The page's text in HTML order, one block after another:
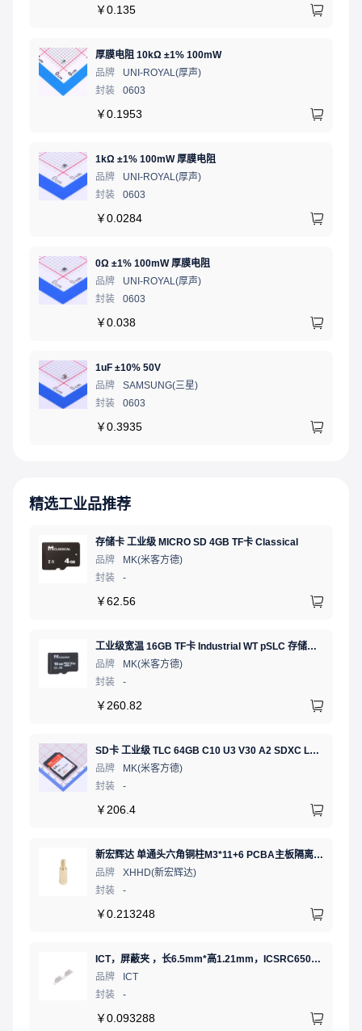
￥0.135
厚膜电阻 10kΩ ±1% 100mW
品牌
UNI-ROYAL(厚声)
封装
0603
￥0.1953
1kΩ ±1% 100mW 厚膜电阻
品牌
UNI-ROYAL(厚声)
封装
0603
￥0.0284
0Ω ±1% 100mW 厚膜电阻
品牌
UNI-ROYAL(厚声)
封装
0603
￥0.038
1uF ±10% 50V
品牌
SAMSUNG(三星)
封装
0603
￥0.3935
精选工业品推荐
存储卡 工业级 MICRO SD 4GB TF卡 Classical
品牌
MK(米客方德)
封装
-
￥62.56
工业级宽温 16GB TF卡 Industrial WT pSLC 存储卡 MICRO SD LDPC纠错 PE 30K 无人机、行车记录仪、安防监控适配
品牌
MK(米客方德)
封装
-
￥ 260.82
SD卡 工业级 TLC 64GB C10 U3 V30 A2 SDXC LDPC纠错 PE 3K 无人机、行车记录仪、安防监控适配
品牌
MK(米客方德)
封装
-
￥ 206.4
新宏辉达 单通头六角铜柱M3*11+6 PCBA主板隔离螺柱
品牌
XHHD(新宏辉达)
封装
-
￥0.213248
ICT，屏蔽夹 ，长6.5mm*高1.21mm，ICSRC6508SFR
品牌
ICT
封装
-
￥0.093288